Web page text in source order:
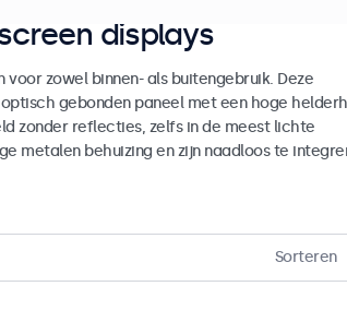
displays
zowel binnen- als buitengebruik. Deze
gebonden paneel met een hoge
zonder reflecties, zelfs in de meest lichte
metalen behuizing en zijn naadloos te
Sorteren